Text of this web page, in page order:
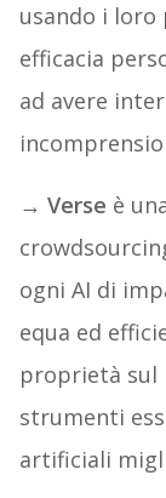
usando i loro
efficacia
ad avere
→ Verse è
ogni AI di
equa ed
proprietà sul
strumenti
artificiali